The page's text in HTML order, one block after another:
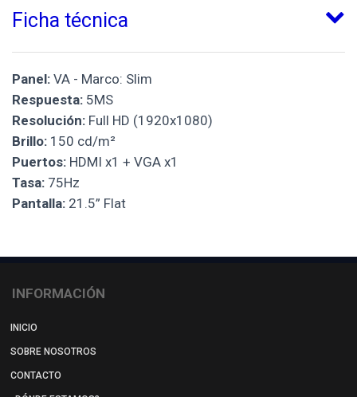
Ficha técnica
Panel: VA - Marco: Slim
Respuesta: 5MS
Resolución: Full HD (1920x1080)
Brillo: 150 cd/m²
Puertos: HDMI x1 + VGA x1
Tasa: 75Hz
Pantalla: 21.5” Flat
INFORMACIÓN
INICIO
SOBRE NOSOTROS
CONTACTO